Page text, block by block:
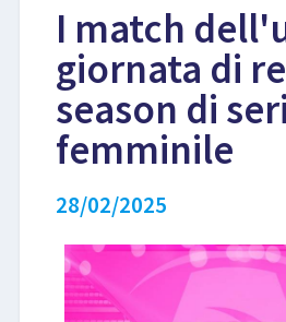
EVENTI
LIBRI
I match
giornata di
season di
femminile
28/02/2025